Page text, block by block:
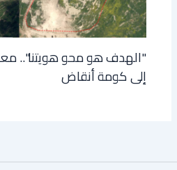
"الهدف هو محو هويتنا"..
إلى كومة أنقاض